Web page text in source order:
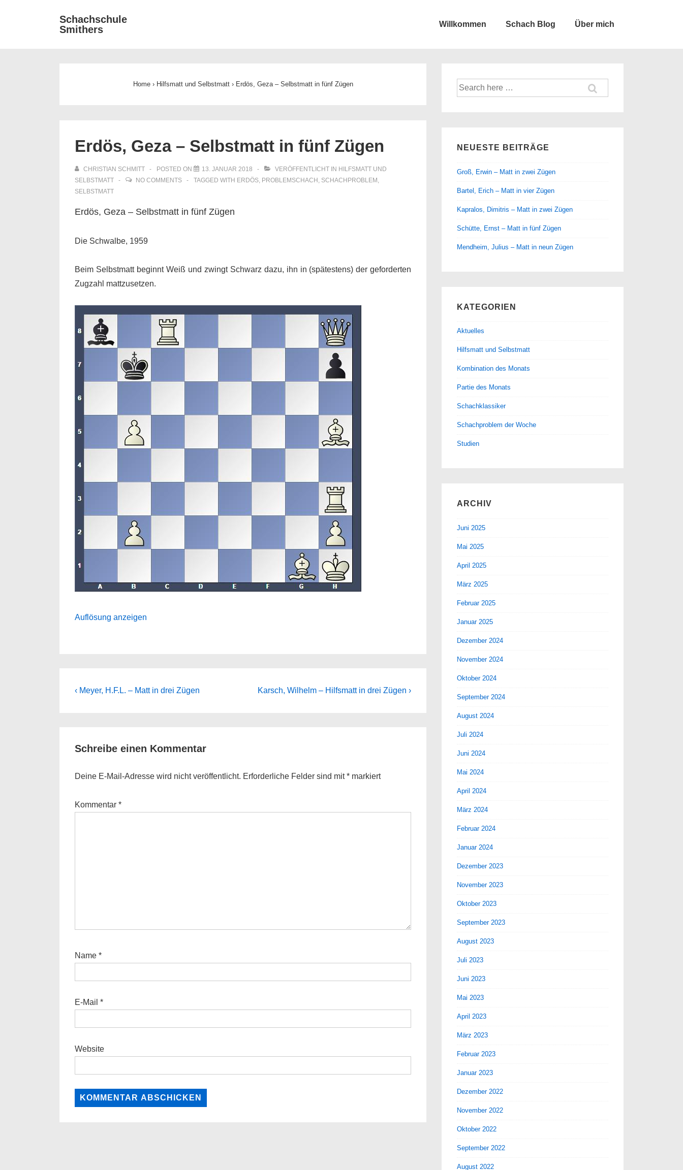
Schachschule
Smithers
Willkommen Schach Blog Über mich
Home › Hilfsmatt und Selbstmatt › Erdös, Geza – Selbstmatt in fünf Zügen
Erdös, Geza – Selbstmatt in fünf Zügen
CHRISTIAN SCHMITT POSTED ON 13. JANUAR 2018 VERÖFFENTLICHT IN HILFSMATT UND
SELBSTMATT
NO COMMENTS TAGGED WITH ERDÖS, PROBLEMSCHACH , SCHACHPROBLEM ,
SELBSTMATT
Erdös, Geza – Selbstmatt in fünf Zügen
Die Schwalbe, 1959
Beim Selbstmatt beginnt Weiß und zwingt Schwarz dazu, ihn in (spätestens) der geforderten
Zugzahl mattzusetzen.
Auflösung anzeigen
Beitragsnavigation
Previous
‹ Meyer, H.F.L. – Matt in drei Zügen
Next
Karsch, Wilhelm – Hilfsmatt in drei Zügen ›
Schreibe einen Kommentar
Deine E-Mail-Adresse wird nicht veröffentlicht. Erforderliche Felder sind mit* markiert
Kommentar *
Name *
E-Mail *
Website
Suche
nach:
NEUESTE BEITRÄGE
Groß, Erwin – Matt in zwei Zügen
Bartel, Erich – Matt in vier Zügen
Kapralos, Dimitris – Matt in zwei Zügen
Schütte, Ernst – Matt in fünf Zügen
Mendheim, Julius – Matt in neun Zügen
KATEGORIEN
Aktuelles
Hilfsmatt und Selbstmatt
Kombination des Monats
Partie des Monats
Schachklassiker
Schachproblem der Woche
Studien
ARCHIV
Juni 2025
Mai 2025
April 2025
März 2025
Februar 2025
Januar 2025
Dezember 2024
November 2024
Oktober 2024
September 2024
August 2024
Juli 2024
Juni 2024
Mai 2024
April 2024
März 2024
Februar 2024
Januar 2024
Dezember 2023
November 2023
Oktober 2023
September 2023
August 2023
Juli 2023
Juni 2023
Mai 2023
April 2023
März 2023
Februar 2023
Januar 2023
Dezember 2022
November 2022
Oktober 2022
September 2022
August 2022